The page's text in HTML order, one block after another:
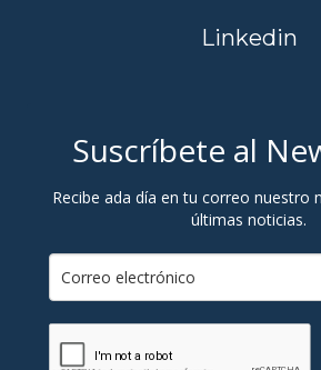
Linkedin
Suscríbete al
Recibe ada día en tu correo nuestro
últimas noticias.